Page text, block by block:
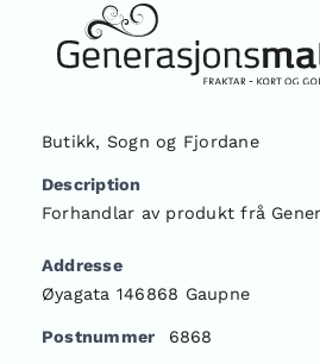
Butikk, Sogn og Fjordane
Description
Forhandlar av produkt frå
Addresse
Øyagata 146868 Gaupne
Postnummer 6868